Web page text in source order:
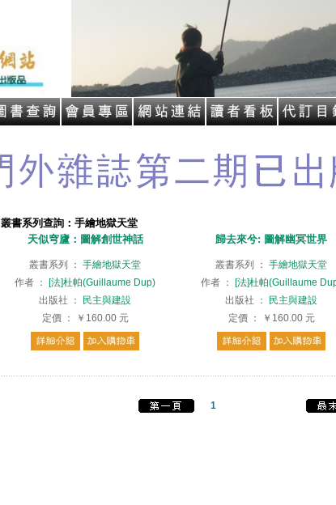
叢書系列查詢：手繪地獄天堂
天似穹廬：圖解創世神話
叢書系列 ： 手繪地獄天堂
作者 ：
[法]杜帕(Guillaume Dup)
出版社
：
民主與建設
定價
： ￥160.00 元
歸去來兮: 圖解幽冥世界
叢書系列 ： 手繪地獄天堂
作者 ：
[法]杜帕(Guillaume
出版社
：
民主與建設
定價
： ￥160.00 元
1